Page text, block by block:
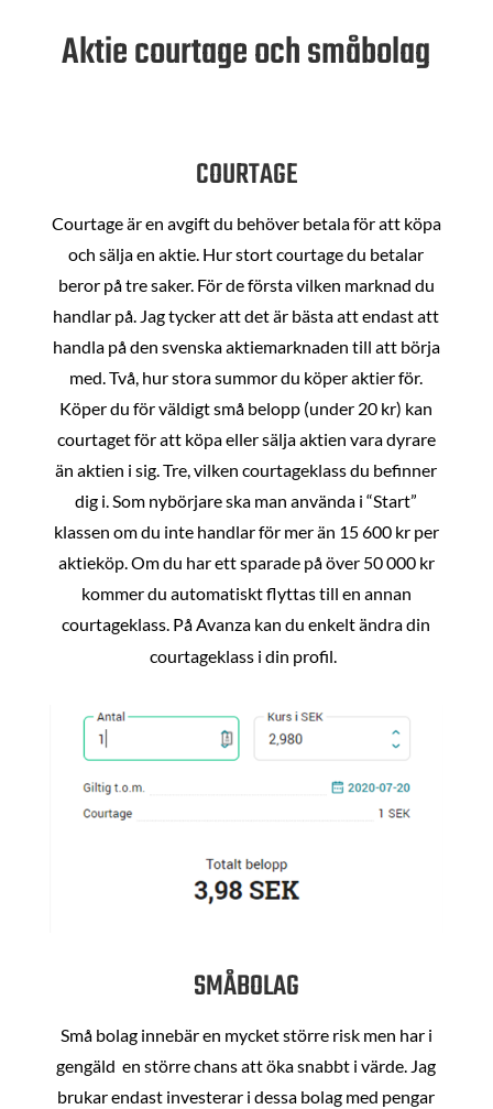
Aktie courtage och småbolag
COURTAGE
Courtage är en avgift du behöver betala för att köpa
och sälja en aktie. Hur stort courtage du betalar
beror på tre saker. För de första vilken marknad du
handlar på. Jag tycker att det är bästa att endast att
handla på den svenska aktiemarknaden till att börja
med. Två, hur stora summor du köper aktier för.
Köper du för väldigt små belopp (under 20 kr) kan
courtaget för att köpa eller sälja aktien vara dyrare
än aktien i sig. Tre, vilken courtageklass du befinner
dig i. Som nybörjare ska man använda i “Start”
klassen om du inte handlar för mer än 15 600 kr per
aktieköp. Om du har ett sparade på över 50 000 kr
kommer du automatiskt flyttas till en annan
courtageklass. På Avanza kan du enkelt ändra din
courtageklass i din profil.
SMÅBOLAG
Små bolag innebär en mycket större risk men har i
gengäld en större chans att öka snabbt i värde. Jag
brukar endast investerar i dessa bolag med pengar